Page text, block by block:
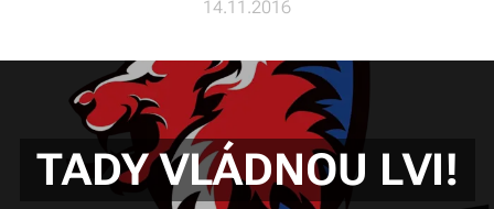
14.11.2016
TADY VLÁDNOU LVI!